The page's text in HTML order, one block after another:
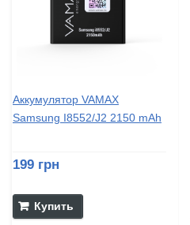
Аккумулятор VAMAX
Samsung I8552/J2 2150 mAh
199 грн
Купить